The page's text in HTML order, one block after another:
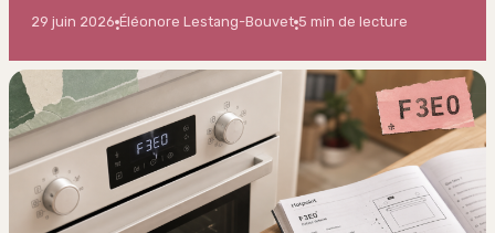
29 juin 2026·Éléonore Lestang-Bouvet·5 min de lecture